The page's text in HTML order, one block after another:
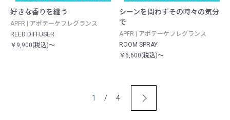
好きな香りを纏う
APFR | アポテーケフレグランス
REED DIFFUSER
￥9,900(税込)～
シーンを問わずその時々の気分
で
APFR | アポテーケフレグランス
ROOM SPRAY
￥6,600(税込)～
1 / 4